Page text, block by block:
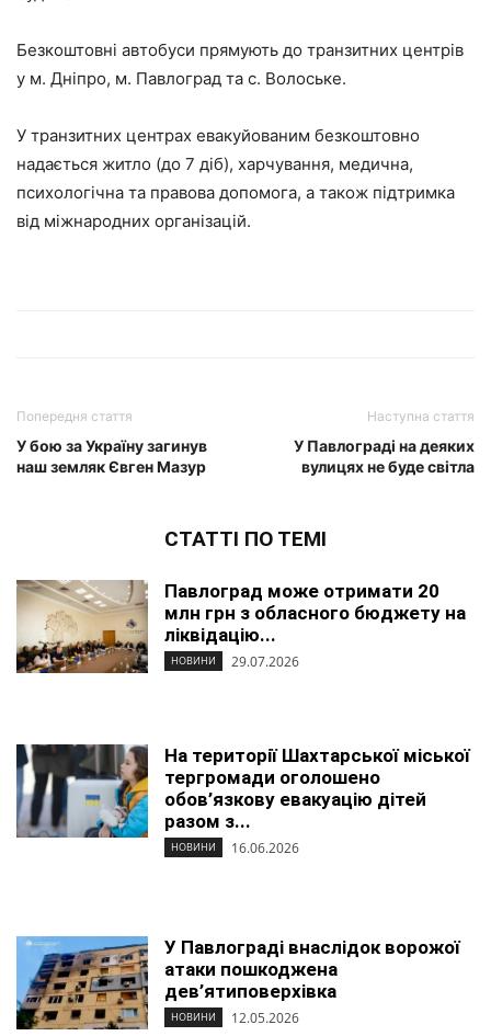
Безкоштовні автобуси прямують до транзитних центрів
у м. Дніпро, м. Павлоград та с. Волоське.
У транзитних центрах евакуйованим безкоштовно
надається житло (до 7 діб), харчування, медична,
психологічна та правова допомога, а також підтримка
від міжнародних організацій.
Попередня стаття
У бою за Україну загинув
наш земляк Євген Мазур
Наступна стаття
У Павлограді на деяких
вулицях не буде світла
СТАТТІ ПО ТЕМІ
Павлоград може отримати 20
млн грн з обласного бюджету на
ліквідацію...
НОВИНИ 29.07.2026
На території Шахтарської міської
тергромади оголошено
обов’язкову евакуацію дітей
разом з...
НОВИНИ 16.06.2026
У Павлограді внаслідок ворожої
атаки пошкоджена
дев’ятиповерхівка
НОВИНИ 12.05.2026